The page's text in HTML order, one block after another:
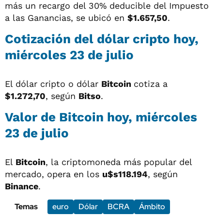
más un recargo del 30% deducible del Impuesto
a las Ganancias, se ubicó en $1.657,50.
Cotización del dólar cripto hoy,
miércoles 23 de julio
El dólar cripto o dólar Bitcoin cotiza a
$1.272,70, según Bitso.
Valor de Bitcoin hoy, miércoles
23 de julio
El Bitcoin, la criptomoneda más popular del
mercado, opera en los u$s118.194, según
Binance.
Temas
euro Dólar BCRA Ámbito